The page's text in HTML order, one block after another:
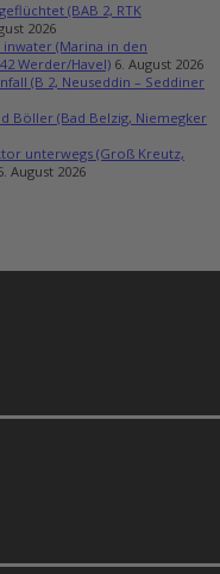
(BAB 2, RTK
2026
(Marina in den
Werder/Havel) 6. August 2026
(B 2, Neuseddin – Seddiner
Böller (Bad Belzig, Niemegker
unterwegs (Groß Kreutz,
August 2026